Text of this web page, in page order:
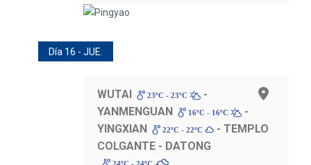
Día 16 - JUE.
WUTAI 23ºC - 23ºC
-
YANMENGUAN
16ºC - 16ºC
-
YINGXIAN
22ºC - 22ºC
- TEMPLO
COLGANTE - DATONG